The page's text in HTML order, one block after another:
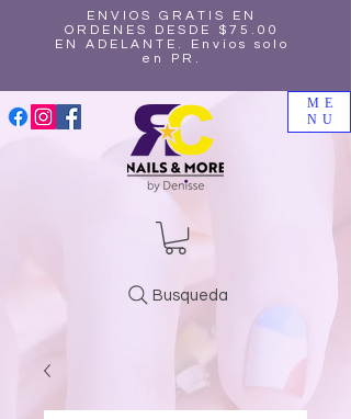
ENVIOS GRATIS EN
ORDENES DESDE $75.00
EN ADELANTE. Envíos solo
en PR.
ME
NU
Busqueda